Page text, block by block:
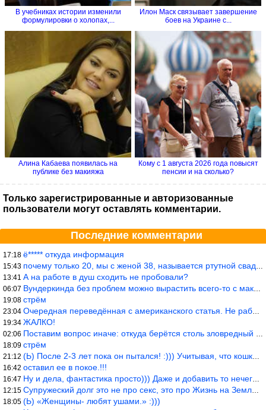
В учебниках истории изменили
формулировки о холопах,...
Илон Маск связывает завершение
боев на Украине с...
Алина Кабаева появилась на
публике без макияжа
Кому с 1 августа 2026 года повысят
пенсии и на сколько?
Только зарегистрированные и авторизованные
пользователи могут оставлять комментарии.
Последние комментарии
17:18 ё***** откуда информация
15:43 почему только 20, мы с женой 38, называется ртутной свадьбой, гр
13:41 А на работе в душ сходить не пробовали?
06:07 Вундеркинда без проблем можно вырастить всего-то с максимально р
19:08 стрём
23:04 Очередная переведённая с американского статья. Не работает эта ф
19:34 ЖАЛКО!
02:06 Поставим вопрос иначе: откуда берётся столь зловредный феминизм?
18:09 стрём
21:12 (Ь) После 2-3 лет пока он пытался! :))) Учитывая, что кошки 10-1
16:42 оставил ее в покое.!!!
16:47 Ну и дела, фантастика просто))) Даже и добавить то нечего…
12:15 Супружеский долг это не про секс, это про Жизнь на Земле. Супруж
18:05 (Ь) «Женщины- любят ушами.» :)))